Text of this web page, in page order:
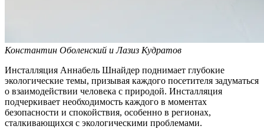
Константин Оболенский и Лазиз Кудратов
Инсталляция Аннабель Шнайдер поднимает глубокие
экологические темы, призывая каждого посетителя задуматься
о взаимодействии человека с природой. Инсталляция
подчеркивает необходимость каждого в моментах
безопасности и спокойствия, особенно в регионах,
сталкивающихся с экологическими проблемами.